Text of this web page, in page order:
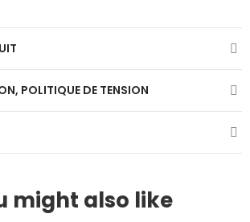
POLITIQUE DE TENSION
might also like